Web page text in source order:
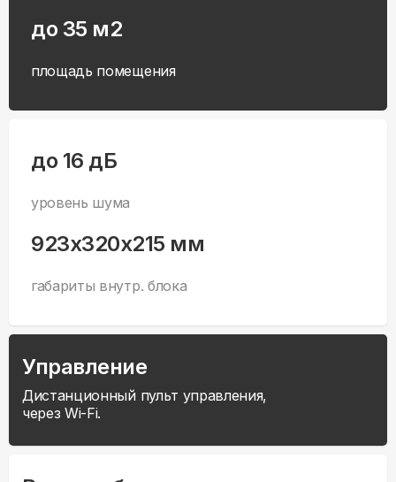
до 35 м2
площадь помещения
до 16 дБ
уровень шума
923x320x215 мм
габариты внутр. блока
Управление
Дистанционный пульт управления,
через Wi-Fi.